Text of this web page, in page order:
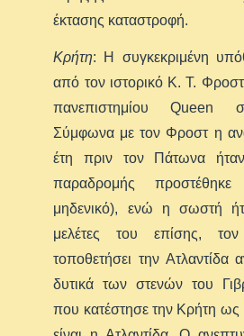
έκτασης καταστροφή.
Κρήτη: Η συγκεκριμένη
από τον ιστορικό Κ. Τ.
πανεπιστημίου Queen
Σύμφωνα με τον Φροστ η
έτη πριν τον Πάτωνα
παραδρομής
μηδενικό), ενώ η σωστή
μελέτες του επίσης,
τοποθετήσει την Ατλαντίδα
δυτικά των στενών του
που κατέστησε την Κρήτη ως